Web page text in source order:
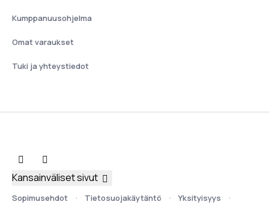
Kumppanuusohjelma
Omat varaukset
Tuki ja yhteystiedot
Sopimusehdot Tietosuojakäytäntö Yksityisyys
Kansainväliset sivut